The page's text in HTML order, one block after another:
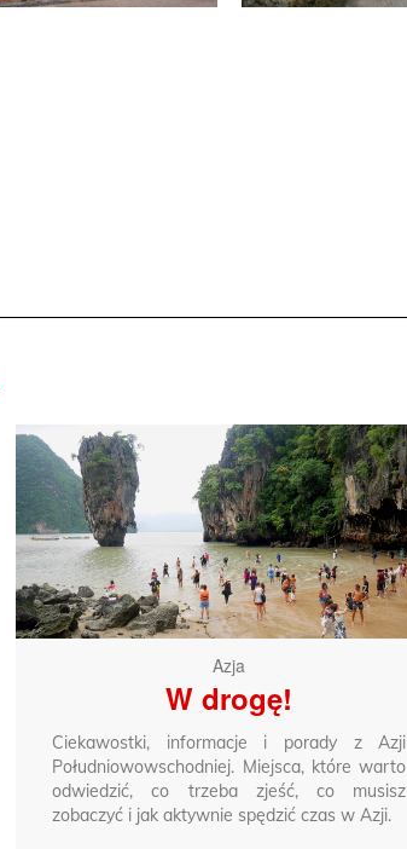
Azja
W drogę!
Ciekawostki, informacje i porady z Azji
Południowowschodniej. Miejsca, które warto
odwiedzić, co trzeba zjeść, co musisz
zobaczyć i jak aktywnie spędzić czas w Azji.